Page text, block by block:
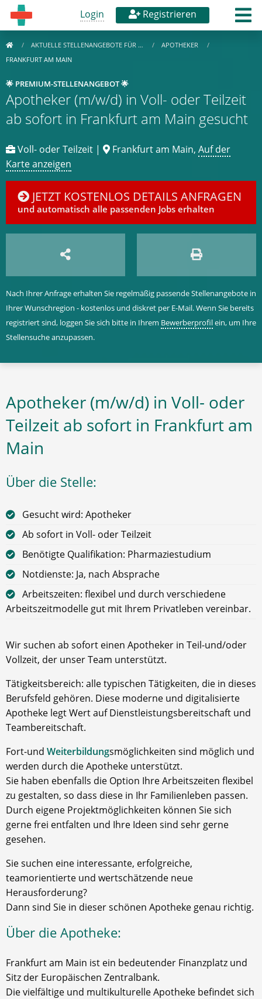
Login Registrieren
AKTUELLE STELLENANGEBOTE FÜR …
APOTHEKER
FRANKFURT AM MAIN
🌟 PREMIUM-STELLENANGEBOT 🌟
Apotheker (m/w/d) in Voll- oder Teilzeit
ab sofort in Frankfurt am Main gesucht
Voll- oder Teilzeit | Frankfurt am Main, Auf der
Karte anzeigen
JETZT KOSTENLOS DETAILS ANFRAGEN
und automatisch alle passenden Jobs erhalten
Nach Ihrer Anfrage erhalten Sie regelmäßig passende Stellenangebote in
Ihrer Wunschregion - kostenlos und diskret per E-Mail. Wenn Sie bereits
registriert sind, loggen Sie sich bitte in Ihrem Bewerberprofilein, um Ihre
Stellensuche anzupassen.
Apotheker (m/w/d) in Voll- oder
Teilzeit ab sofort in Frankfurt am
Main
Über die Stelle:
Gesucht wird: Apotheker
Ab sofort in Voll- oder Teilzeit
Benötigte Qualifikation: Pharmaziestudium
Notdienste: Ja, nach Absprache
Arbeitszeiten: flexibel und durch verschiedene
Arbeitszeitmodelle gut mit Ihrem Privatleben vereinbar.
Wir suchen ab sofort einen Apotheker in Teil-und/oder
Vollzeit, der unser Team unterstützt.
Tätigkeitsbereich: alle typischen Tätigkeiten, die in dieses
Berufsfeld gehören. Diese moderne und digitalisierte
Apotheke legt Wert auf Dienstleistungsbereitschaft und
Teambereitschaft.
Fort-und Weiterbildungsmöglichkeiten sind möglich und
werden durch die Apotheke unterstützt.
Sie haben ebenfalls die Option Ihre Arbeitszeiten flexibel
zu gestalten, so dass diese in Ihr Familienleben passen.
Durch eigene Projektmöglichkeiten können Sie sich
gerne frei entfalten und Ihre Ideen sind sehr gerne
gesehen.
Sie suchen eine interessante, erfolgreiche,
teamorientierte und wertschätzende neue
Herausforderung?
Dann sind Sie in dieser schönen Apotheke genau richtig.
Über die Apotheke:
Frankfurt am Main ist ein bedeutender Finanzplatz und
Sitz der Europäischen Zentralbank.
Die vielfältige und multikulturelle Apotheke befindet sich